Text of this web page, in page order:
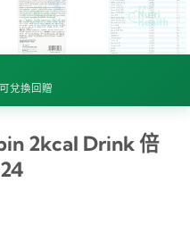
兌換回贈
2kcal Drink 倍